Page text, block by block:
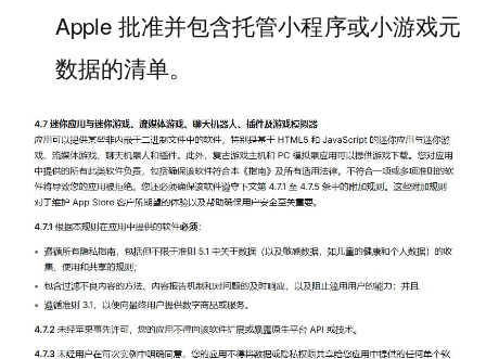
Apple 批准并包含托管小程序或小游戏元
数据的清单。